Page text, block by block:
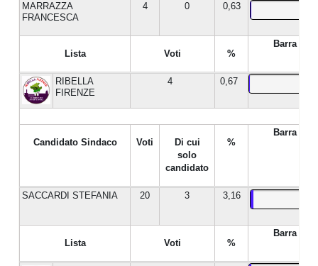
MARRAZZA
FRANCESCA
4 0 0,63
Lista Voti %
Barra %
RIBELLA
FIRENZE
4 0,67
Candidato Sindaco Voti
Di cui
solo
candidato
%
Barra %
SACCARDI STEFANIA 20 3 3,16
Lista Voti %
Barra %